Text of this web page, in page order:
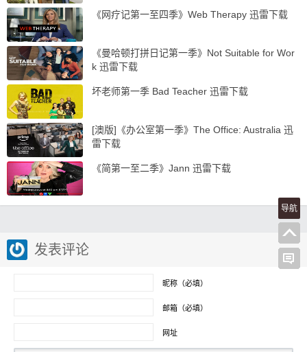
《网疗记第一至四季》Web Therapy 迅雷下载
《曼哈顿打拼日记第一季》Not Suitable for Wor
k 迅雷下载
坏老师第一季 Bad Teacher 迅雷下载
[澳版]《办公室第一季》The Office: Australia 迅
雷下载
《简第一至二季》Jann 迅雷下载
发表评论
昵称（必填）
邮箱（必填）
网址
导航